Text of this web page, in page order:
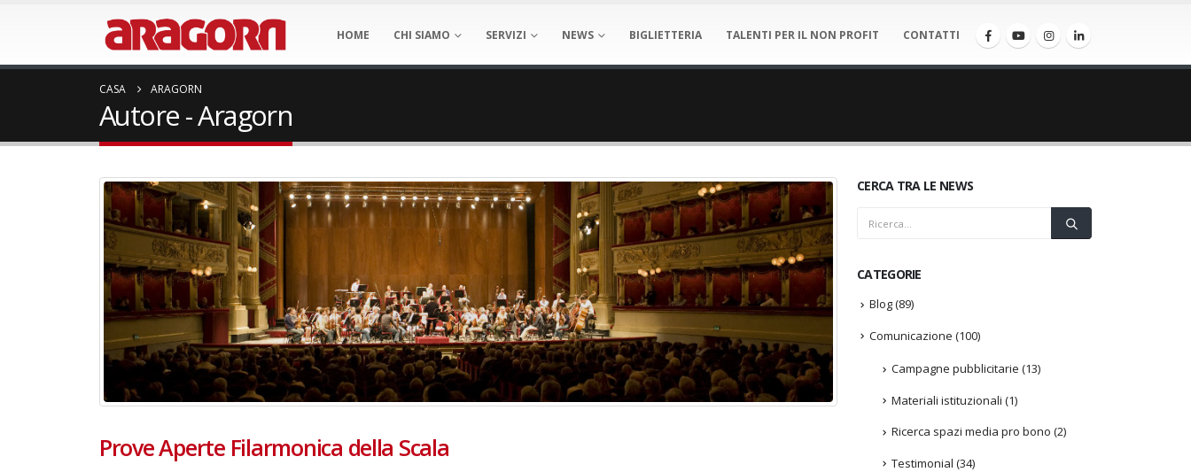
HOME CHI SIAMO SERVIZI NEWS BIGLIETTERIA TALENTI PER IL NON PROFIT CONTATTI
CASA ARAGORN
Autore - Aragorn
Prove Aperte Filarmonica della Scala
CERCA TRA LE NEWS
CATEGORIE
Blog(89)
Comunicazione (100)
Campagne pubblicitarie (13)
Materiali istituzionali (1)
Ricerca spazi media pro bono (2)
Testimonial (34)